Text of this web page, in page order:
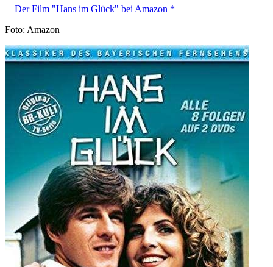
Der Film "Hans im Glück" bei Amazon *
Foto: Amazon